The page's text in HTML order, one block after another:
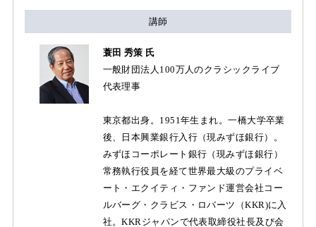
講師
蓑田 秀策 氏
一般財団法人100万人のクラシックライブ
代表理事
東京都出身。1951年生まれ。一橋大学卒業
後、日本興業銀行入行（現みずほ銀行）。
みずほコーポレート銀行（現みずほ銀行）
常務執行役員を経て世界最大級のプライベ
ート・エクイティ・ファンド運営会社コー
ルバーグ・クラビス・ロバーツ（KKR)に入
社。KKRジャパンで代表取締役社長及び会